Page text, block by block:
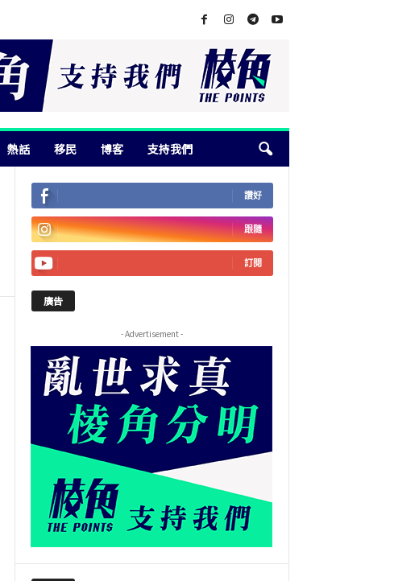
熱話 移民 博客 支持我們
讚好
跟隨
訂閱
廣告
- Advertisement -